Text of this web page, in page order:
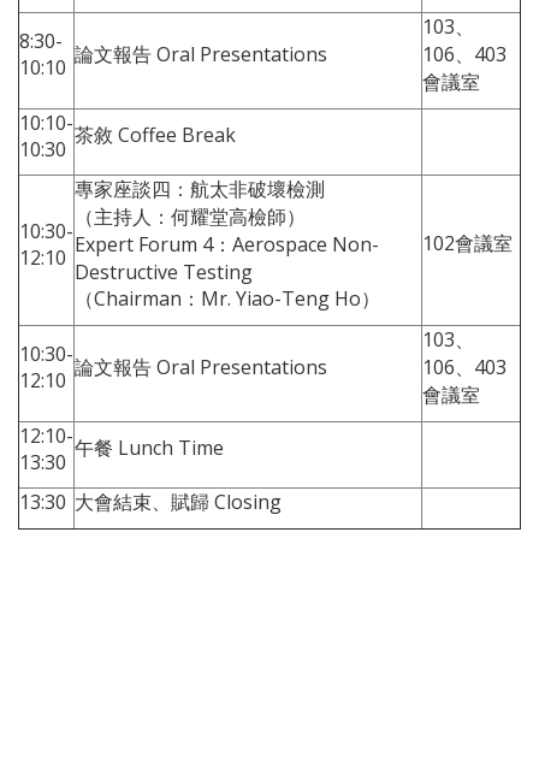
8:30-
10:10 論文報告 Oral Presentations
103、
106、403
會議室
10:10-
10:30
茶敘 Coffee Break
10:30-
12:10
專家座談四：航太非破壞檢測
（主持人：何耀堂高檢師）
Expert Forum 4：Aerospace Non-
Destructive Testing
（Chairman：Mr. Yiao-Teng Ho）
102會議室
10:30-
12:10 論文報告 Oral Presentations
103、
106、403
會議室
12:10-
13:30
午餐 Lunch Time
13:30 大會結束、賦歸 Closing